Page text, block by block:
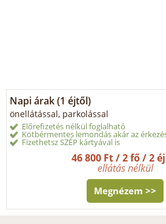
Napi árak (1 éjtől)
önellátással, parkolással
Előrefizetés nélkül foglalható
Kötbérmentes lemondás akár az
Fizethetsz SZÉP kártyával is
46 800 Ft / 2 fő / 2
ellátás nélkül
Megnézem >>